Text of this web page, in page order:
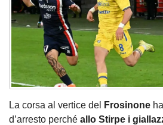
La corsa al vertice del Frosinone
d’arresto perché allo Stirpe i